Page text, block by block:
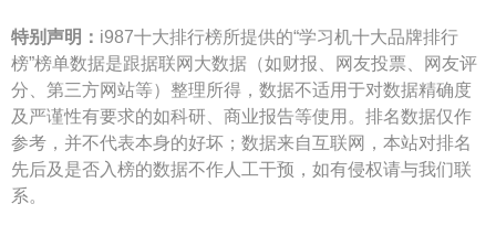
特别声明： i987十大排行榜所提供的“学习机十大品牌排行
榜”榜单数据是跟据联网大数据（如财报、网友投票、网友评
分、第三方网站等）整理所得，数据不适用于对数据精确度
及严谨性有要求的如科研、商业报告等使用。排名数据仅作
参考，并不代表本身的好坏；数据来自互联网，本站对排名
先后及是否入榜的数据不作人工干预，如有侵权请与我们联
系。